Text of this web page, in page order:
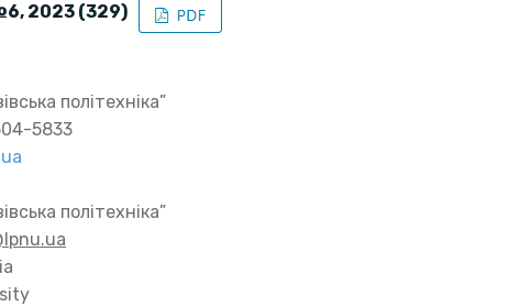
2023 (329)
політехніка”
5833
політехніка”